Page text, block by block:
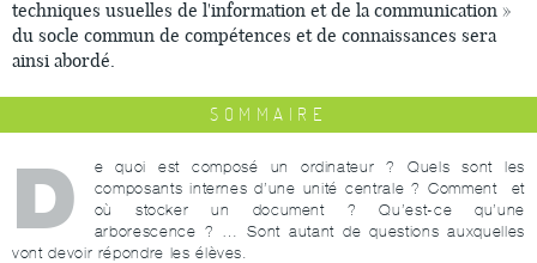
techniques usuelles de l'information et de la communication »
du socle commun de compétences et de connaissances sera
ainsi abordé.
SOMMAIRE
D
e quoi est composé un ordinateur ? Quels sont les
composants internes d’une unité centrale ? Comment et
où stocker un document ? Qu’est-ce qu’une
arborescence ? … Sont autant de questions auxquelles
vont devoir répondre les élèves.